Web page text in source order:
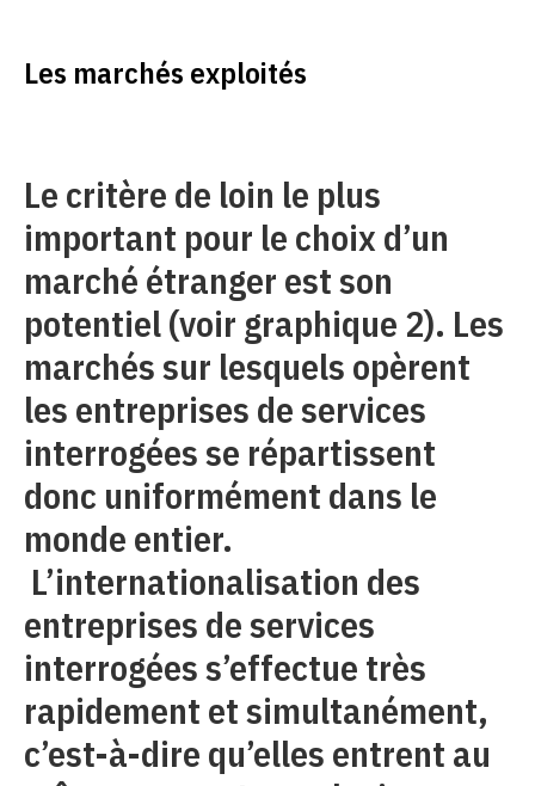
Les marchés exploités
Le critère de loin le plus
important pour le choix d’un
marché étranger est son
potentiel (voir graphique 2). Les
marchés sur lesquels opèrent
les entreprises de services
interrogées se répartissent
donc uniformément dans le
monde entier.
L’internationalisation des
entreprises de services
interrogées s’effectue très
rapidement et simultanément,
c’est-à-dire qu’elles entrent au